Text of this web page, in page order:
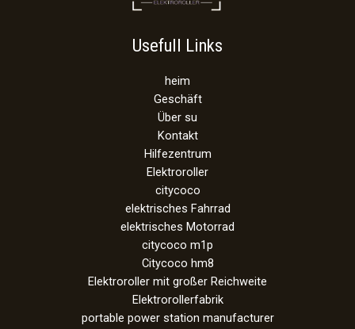
Usefull Links
heim
Geschäft
Über su
Kontakt
Hilfezentrum
Elektroroller
citycoco
elektrisches Fahrrad
elektrisches Motorrad
citycoco m1p
Citycoco hm8
Elektroroller mit großer Reichweite
Elektrorollerfabrik
portable power station manufacturer